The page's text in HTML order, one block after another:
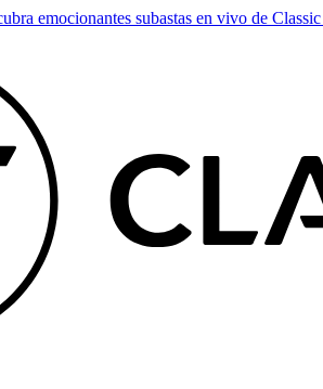
emocionantes subastas en vivo de